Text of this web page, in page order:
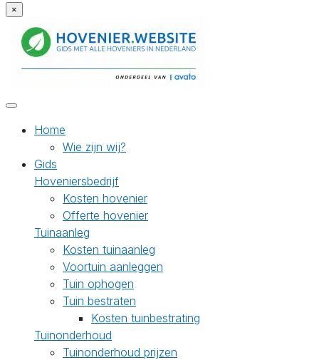
×
Home
Wie zijn wij?
Gids
Hoveniersbedrijf
Kosten hovenier
Offerte hovenier
Tuinaanleg
Kosten tuinaanleg
Voortuin aanleggen
Tuin ophogen
Tuin bestraten
Kosten tuinbestrating
Tuinonderhoud
Tuinonderhoud prijzen